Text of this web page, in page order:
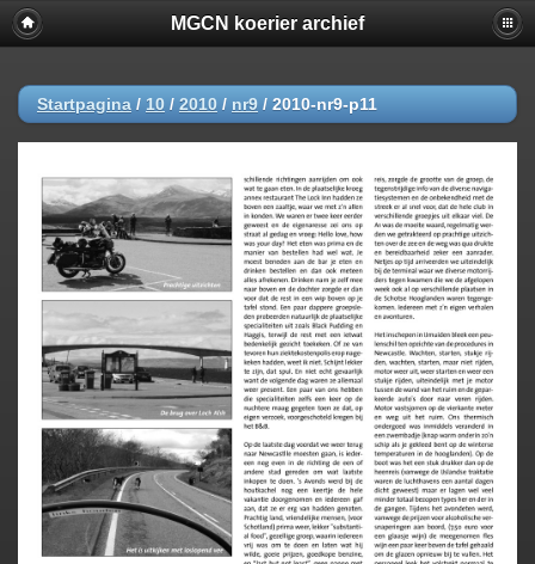
MGCN koerier archief
Startpagina / 10 / 2010 / nr9 / 2010-nr9-p11